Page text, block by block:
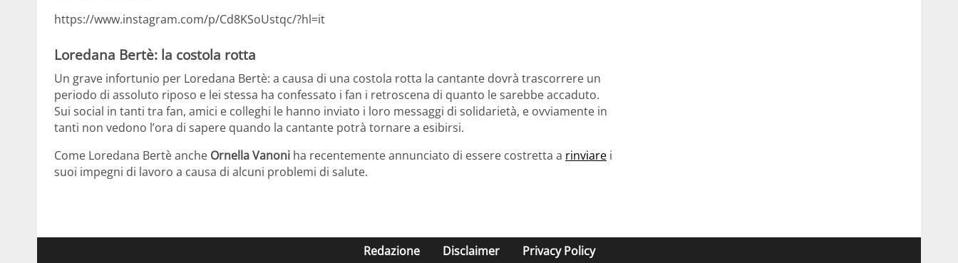
https://www.instagram.com/p/Cd8KSoUstqc/?hl=it
Loredana Bertè: la costola rotta
Un grave infortunio per Loredana Bertè: a causa di una costola rotta la cantante dovrà trascorrere un
periodo di assoluto riposo e lei stessa ha confessato i fan i retroscena di quanto le sarebbe accaduto.
Sui social in tanti tra fan, amici e colleghi le hanno inviato i loro messaggi di solidarietà, e ovviamente in
tanti non vedono l’ora di sapere quando la cantante potrà tornare a esibirsi.
Come Loredana Bertè anche Ornella Vanoni ha recentemente annunciato di essere costretta a rinviare i
suoi impegni di lavoro a causa di alcuni problemi di salute.
Redazione Disclaimer Privacy Policy